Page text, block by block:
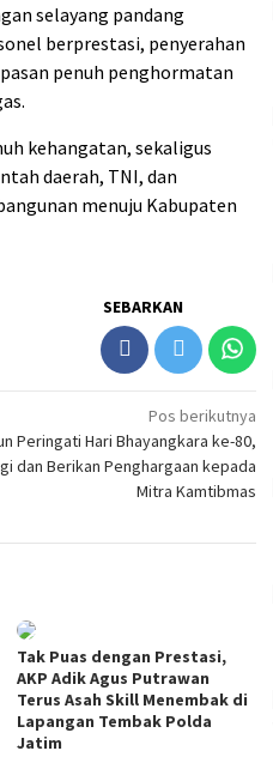
selayang pandang
berprestasi, penyerahan
penuh penghormatan
kehangatan, sekaligus
daerah, TNI, dan
menuju Kabupaten
SEBARKAN
Pos berikutnya
Peringati Hari Bhayangkara ke-80,
dan Berikan Penghargaan kepada
Mitra Kamtibmas
Tak Puas dengan Prestasi,
AKP Adik Agus Putrawan
Terus Asah Skill Menembak di
Lapangan Tembak Polda
Jatim